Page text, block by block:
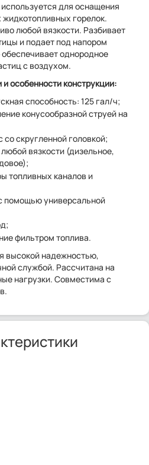
для оснащения
горелок.
любой вязкости. Разбивает
и подает под напором
однородное
с воздухом.
особенности конструкции:
способность: 125 гал/ч;
конусообразной струей на
скругленной головкой;
вязкости (дизельное,
топливных каналов и
помощью универсальной
фильтром топлива.
высокой надежностью,
службой. Рассчитана на
нагрузки. Совместима с